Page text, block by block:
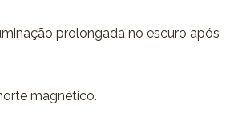
prolongada no escuro após
magnético.